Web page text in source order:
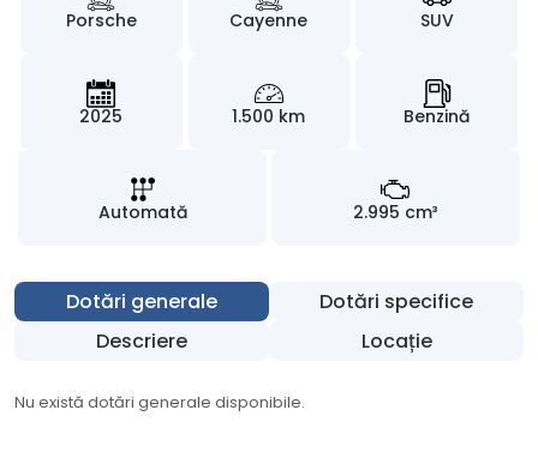
Porsche Cayenne SUV
2025 1.500 km Benzină
Automată 2.995 cm³
Dotări generale
Dotări specifice
Descriere
Locație
Nu există dotări generale disponibile.